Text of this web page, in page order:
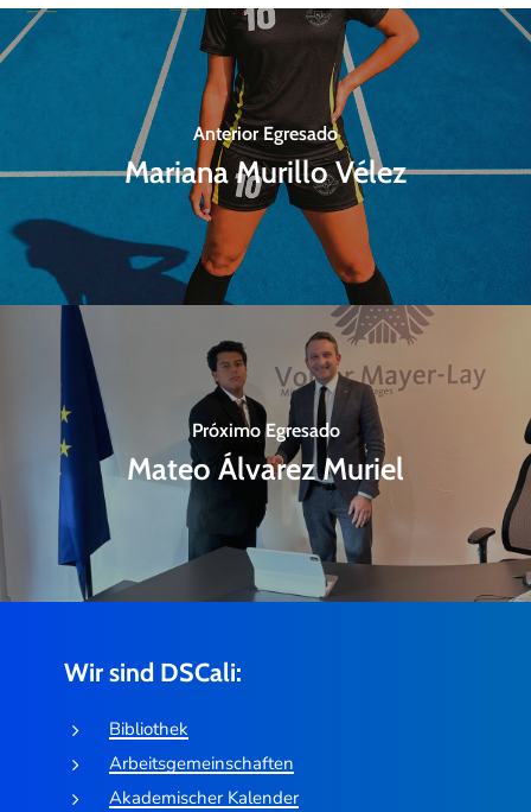
Anterior Egresado
Mariana Murillo Vélez
Próximo Egresado
Mateo Álvarez Muriel
Wir sind DSCali:
Bibliothek
Arbeitsgemeinschaften
Akademischer Kalender